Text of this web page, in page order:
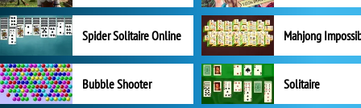
Spider Solitaire Online Mahjong
Bubble Shooter Solitaire